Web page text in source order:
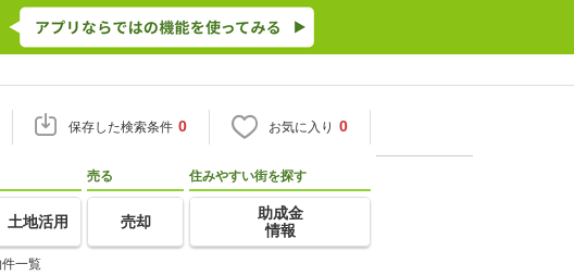
保存した検索条件 0 お気に入り 0
土地活用
売る
売却
住みやすい街を探す
助成金
情報
一覧